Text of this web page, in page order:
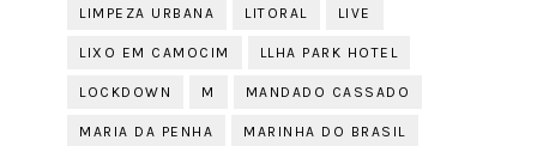
LIMPEZA URBANA LITORAL LIVE
LIXO EM CAMOCIM LLHA PARK HOTEL
LOCKDOWN M MANDADO CASSADO
MARIA DA PENHA MARINHA DO BRASIL